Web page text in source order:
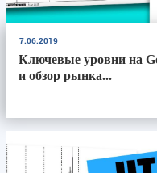
7.06.2019
Ключевые уровни на
и обзор рынка...